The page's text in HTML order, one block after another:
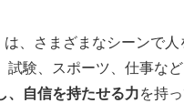
は、さまざまなシーンで
試験、スポーツ、仕事な
、自信を持たせる力を持